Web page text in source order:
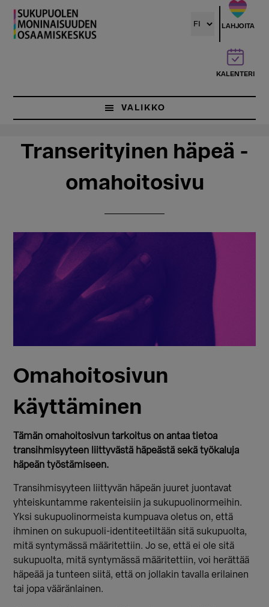
Hyppää
pääsisältöön
Hyppää
ensisijaiseen
sivupalkkiin
LAHJOITA
KALENTERI
VALIKKO
Transerityinen häpeä -
omahoitosivu
Omahoitosivun
käyttäminen
Tämän omahoitosivun tarkoitus on antaa tietoa
transihmisyyteen liittyvästä häpeästä sekä työkaluja
häpeän työstämiseen.
Transihmisyyteen liittyvän häpeän juuret juontavat
yhteiskuntamme rakenteisiin ja sukupuolinormeihin.
Yksi sukupuolinormeista kumpuava oletus on, että
ihminen on sukupuoli-identiteetiltään sitä sukupuolta,
mitä syntymässä määritettiin. Jo se, että ei ole sitä
sukupuolta, mitä syntymässä määritettiin, voi herättää
häpeää ja tunteen siitä, että on jollakin tavalla erilainen
tai jopa vääränlainen.